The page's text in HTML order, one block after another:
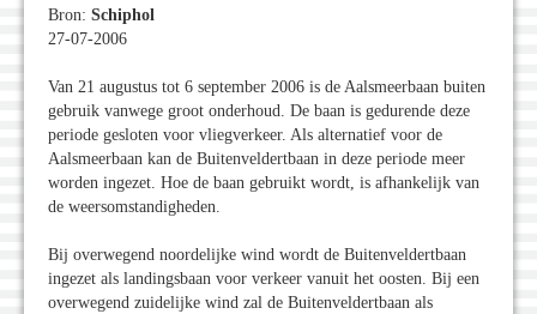
Bron: Schiphol
27-07-2006
Van 21 augustus tot 6 september 2006 is de Aalsmeerbaan buiten
gebruik vanwege groot onderhoud. De baan is gedurende deze
periode gesloten voor vliegverkeer. Als alternatief voor de
Aalsmeerbaan kan de Buitenveldertbaan in deze periode meer
worden ingezet. Hoe de baan gebruikt wordt, is afhankelijk van
de weersomstandigheden.
Bij overwegend noordelijke wind wordt de Buitenveldertbaan
ingezet als landingsbaan voor verkeer vanuit het oosten. Bij een
overwegend zuidelijke wind zal de Buitenveldertbaan als